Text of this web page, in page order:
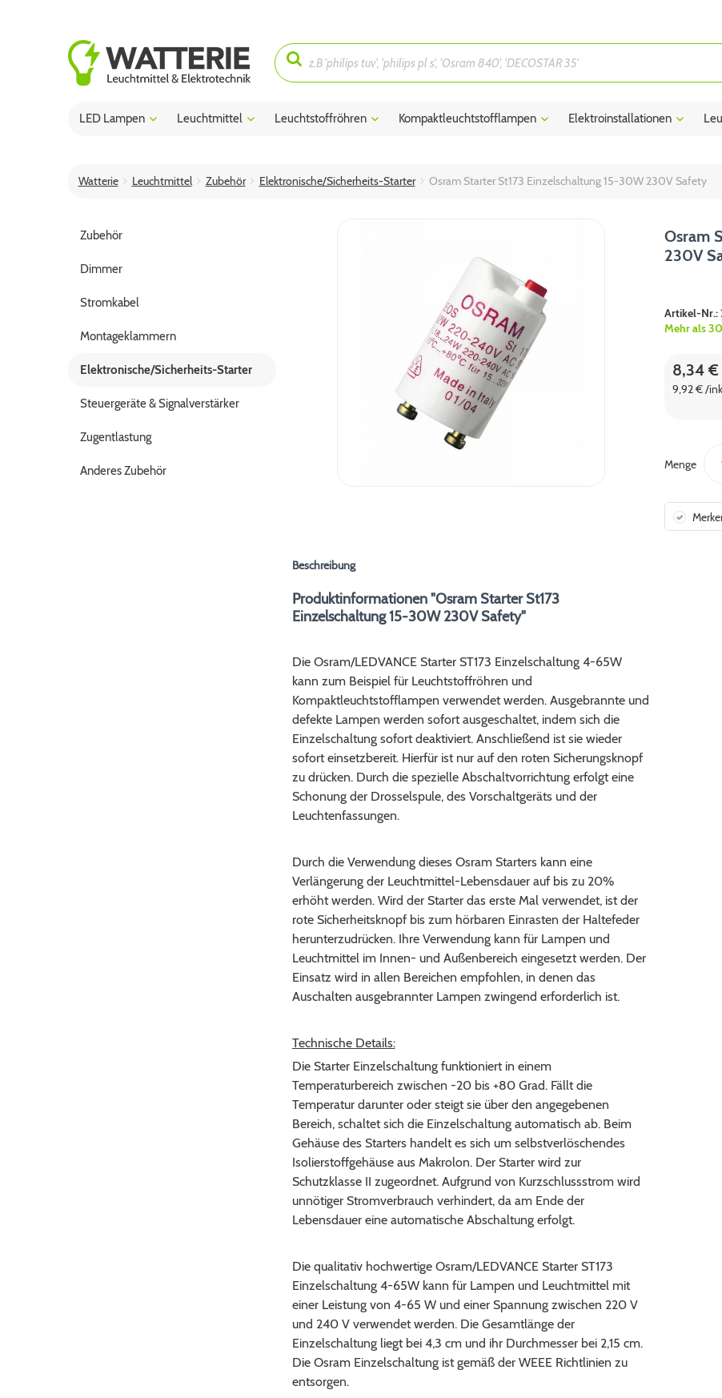
LED Lampen Leuchtmittel Leuchtstoffröhren Kompaktleuchtstofflampen Elektroinstallationen
Watterie Leuchtmittel Zubehör Elektronische/Sicherheits-Starter Osram Starter St173 Einzelschaltung 15-30W 230V Safety
Zubehör
Dimmer
Stromkabel
Montageklammern
Elektronische/Sicherheits-Starter
Steuergeräte & Signalverstärker
Zugentlastung
Anderes Zubehör
Osram
230V
Artikel-Nr.:
Mehr als
8,34 €
9,92 € /
Menge
Beschreibung
Produktinformationen "Osram Starter St173
Einzelschaltung 15-30W 230V Safety"
Die Osram/LEDVANCE Starter ST173 Einzelschaltung 4-65W
kann zum Beispiel für Leuchtstoffröhren und
Kompaktleuchtstofflampen verwendet werden. Ausgebrannte und
defekte Lampen werden sofort ausgeschaltet, indem sich die
Einzelschaltung sofort deaktiviert. Anschließend ist sie wieder
sofort einsetzbereit. Hierfür ist nur auf den roten Sicherungsknopf
zu drücken. Durch die spezielle Abschaltvorrichtung erfolgt eine
Schonung der Drosselspule, des Vorschaltgeräts und der
Leuchtenfassungen.
Durch die Verwendung dieses Osram Starters kann eine
Verlängerung der Leuchtmittel-Lebensdauer auf bis zu 20%
erhöht werden. Wird der Starter das erste Mal verwendet, ist der
rote Sicherheitsknopf bis zum hörbaren Einrasten der Haltefeder
herunterzudrücken. Ihre Verwendung kann für Lampen und
Leuchtmittel im Innen- und Außenbereich eingesetzt werden. Der
Einsatz wird in allen Bereichen empfohlen, in denen das
Auschalten ausgebrannter Lampen zwingend erforderlich ist.
Technische Details:
Die Starter Einzelschaltung funktioniert in einem
Temperaturbereich zwischen -20 bis +80 Grad. Fällt die
Temperatur darunter oder steigt sie über den angegebenen
Bereich, schaltet sich die Einzelschaltung automatisch ab. Beim
Gehäuse des Starters handelt es sich um selbstverlöschendes
Isolierstoffgehäuse aus Makrolon. Der Starter wird zur
Schutzklasse II zugeordnet. Aufgrund von Kurzschlussstrom wird
unnötiger Stromverbrauch verhindert, da am Ende der
Lebensdauer eine automatische Abschaltung erfolgt.
Die qualitativ hochwertige Osram/LEDVANCE Starter ST173
Einzelschaltung 4-65W kann für Lampen und Leuchtmittel mit
einer Leistung von 4-65 W und einer Spannung zwischen 220 V
und 240 V verwendet werden. Die Gesamtlänge der
Einzelschaltung liegt bei 4,3 cm und ihr Durchmesser bei 2,15 cm.
Die Osram Einzelschaltung ist gemäß der WEEE Richtlinien zu
entsorgen.